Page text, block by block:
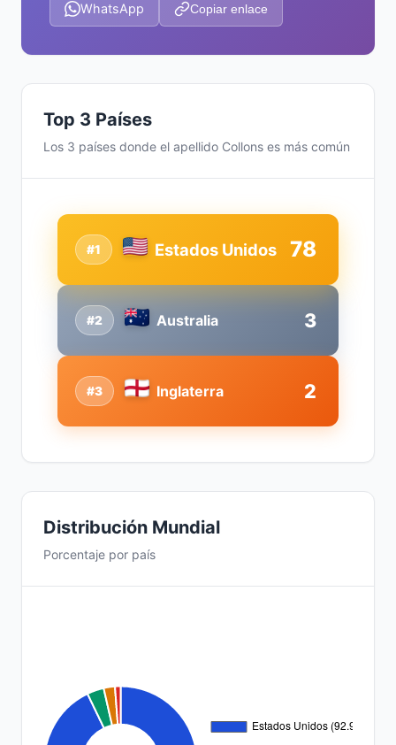
WhatsApp Copiar enlace
Top 3 Países
Los 3 países donde el apellido Collons es más común
#2 Australia 3
#1 Estados Unidos 78
#3 Inglaterra 2
Distribución Mundial
Porcentaje por país